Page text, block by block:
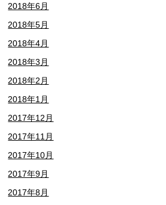
2018年6月
2018年5月
2018年4月
2018年3月
2018年2月
2018年1月
2017年12月
2017年11月
2017年10月
2017年9月
2017年8月